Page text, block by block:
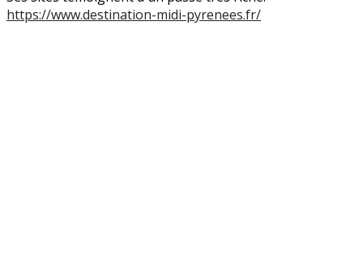
https://www.destination-midi-pyrenees.fr/